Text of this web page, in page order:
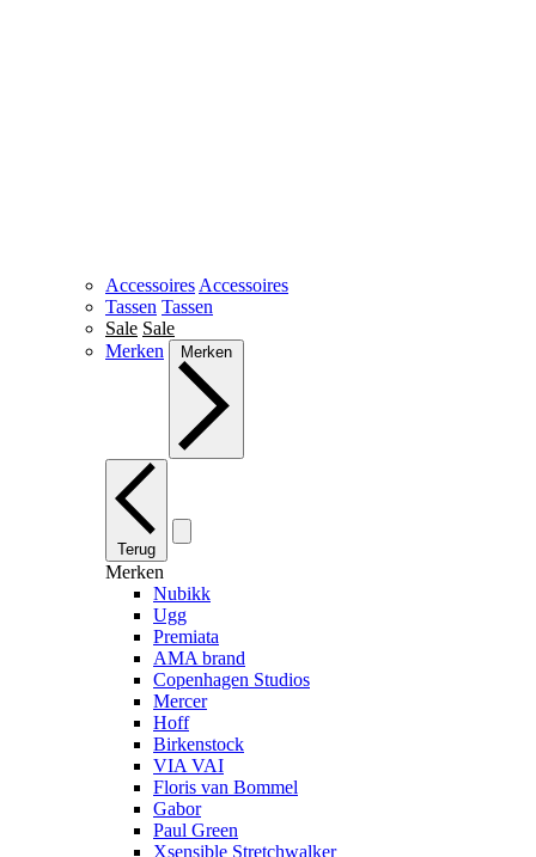
Accessoires Accessoires
Tassen Tassen
Sale Sale
Merken
Merken
Terug
Merken
Nubikk
Ugg
Premiata
AMA brand
Copenhagen Studios
Mercer
Hoff
Birkenstock
VIA VAI
Floris van Bommel
Gabor
Paul Green
Xsensible Stretchwalker